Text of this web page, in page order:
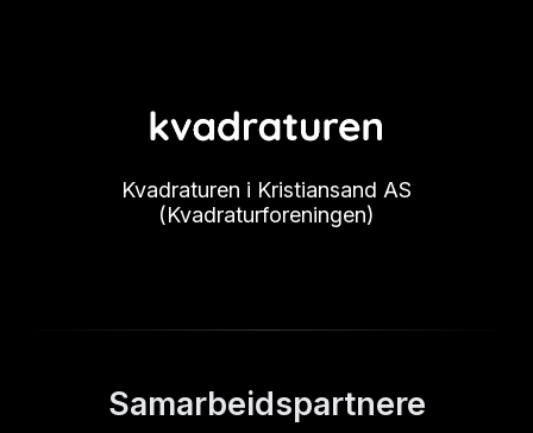
Kvadraturen i Kristiansand AS
(Kvadraturforeningen)
Samarbeidspartnere